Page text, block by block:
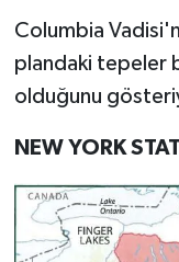
Columbia
plandaki tepeler
olduğunu
NEW YORK